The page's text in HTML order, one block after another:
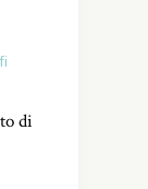
di